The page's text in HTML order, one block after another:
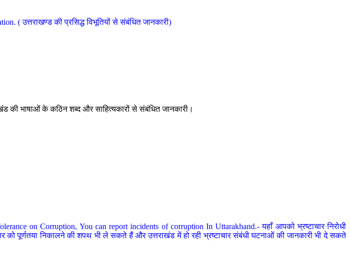
( उत्तराखण्ड की प्रसिद्ध विभूतियों से संबंधित जानकारी)
की भाषाओं के कठिन शब्द और साहित्यकारों से संबंधित जानकारी।
on Corruption, You can report incidents of corruption In Uttarakhand.- यहाँ आपको भ्रष्टाचार निरोधी
पूर्णतया निकालने की शपथ भी ले सकते हैं और उत्तराखंड में हो रही भ्रष्टाचार संबंधी घटनाओं की जानकारी भी दे सकते